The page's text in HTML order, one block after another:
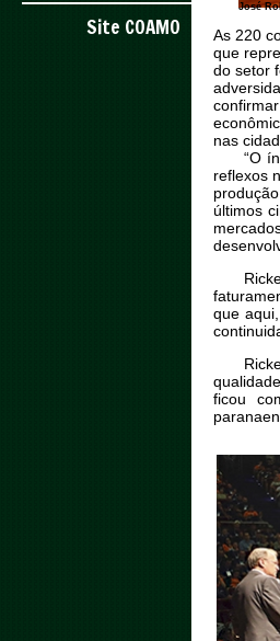
Site COAMO
José
As 220
que
do setor
nas
“O
reflexos
últimos
que
ficou